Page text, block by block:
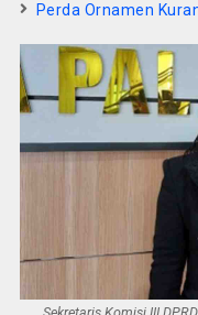
Perda Ornamen